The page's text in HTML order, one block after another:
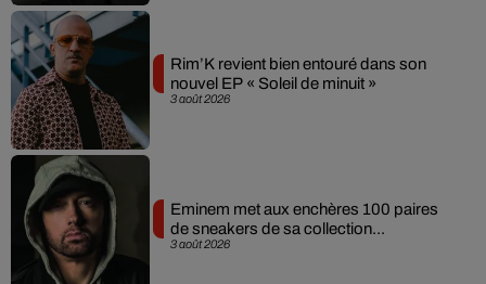
3 août 2026
Rim’K revient bien entouré dans son
nouvel EP « Soleil de minuit »
3 août 2026
Eminem met aux enchères 100 paires
de sneakers de sa collection...